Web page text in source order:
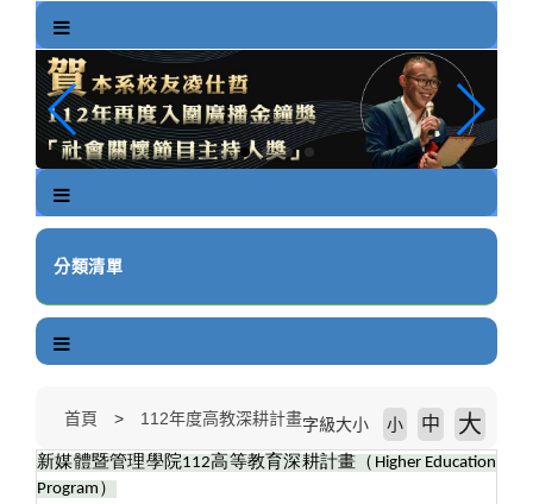
分類清單
首頁 112年度高教深耕計畫字級大小 小 中 大
新媒體暨管理學院112高等教育深耕計畫（ Higher Education
Program ）